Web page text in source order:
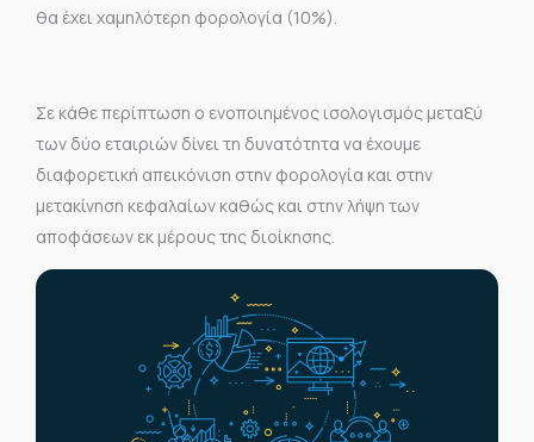
θα έχει χαμηλότερη φορολογία (10%).
Σε κάθε περίπτωση ο ενοποιημένος ισολογισμός μεταξύ
των δύο εταιριών δίνει τη δυνατότητα να έχουμε
διαφορετική απεικόνιση στην φορολογία και στην
μετακίνηση κεφαλαίων καθώς και στην λήψη των
αποφάσεων εκ μέρους της διοίκησης.